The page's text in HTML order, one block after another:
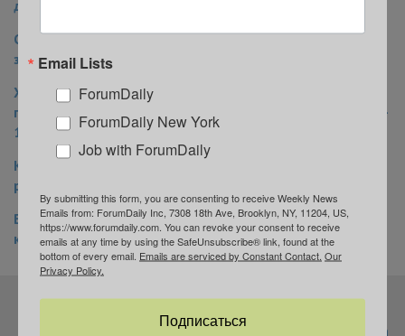
домашнем карантине
COVID-19: Нью-Йорк стал эпицентром эпидемии в США,
закрыты школы и университеты
Жизнь в карантинной зоне: что происходит в
пригороде Нью-Йорка – эпицентре заболевания COVID-
19
Как синагога в Нью-Йорке оказалась в эпицентре
распространения коронавируса и что там происходит
В Нью-Йорке тестируют трех людей с подозрением на
коронавирус
Подпишитесь на нашу рассылку
Email Lists
ForumDaily
ForumDaily New York
Job with ForumDaily
By submitting this form, you are consenting to receive Weekly News
Emails from: ForumDaily Inc, 7308 18th Ave, Brooklyn, NY, 11204, US,
https://www.forumdaily.com. You can revoke your consent to receive
emails at any time by using the SafeUnsubscribe® link, found at the
bottom of every email. Emails are serviced by Constant Contact. Our
Privacy Policy.
Подписаться